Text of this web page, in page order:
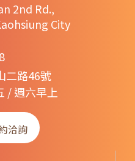
2nd Rd.,
City
二路46號
/ 週六早上
洽詢